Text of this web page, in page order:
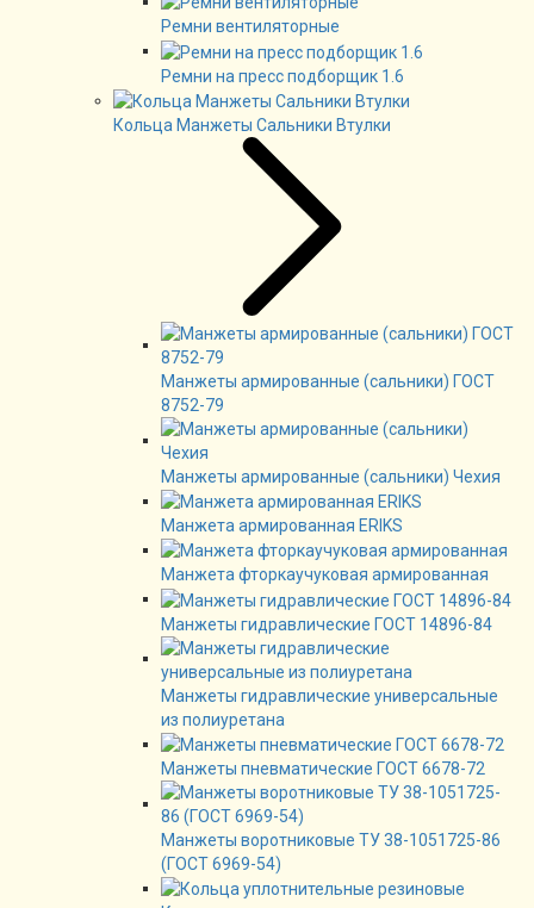
Ремни вентиляторные
Ремни на пресс подборщик 1.6
Кольца Манжеты Сальники Втулки
Манжеты армированные (сальники) ГОСТ
8752-79
Манжеты армированные (сальники) Чехия
Манжета армированная ERIKS
Манжета фторкаучуковая армированная
Манжеты гидравлические ГОСТ 14896-84
Манжеты гидравлические универсальные
из полиуретана
Манжеты пневматические ГОСТ 6678-72
Манжеты воротниковые ТУ 38-1051725-86
(ГОСТ 6969-54)